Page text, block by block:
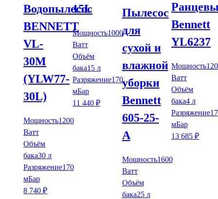
Водопылесос
BENNETT
VL-
30M
(YLW77-
30L)
Мощность1200
Ватт
Объём
бака30 л
Разряжение170
мБар
8 740 ₽
15L
Мощность1000
Ватт
Объём
бака15 л
Разряжение170
мБар
11 440₽
Пылесос
для
сухой и
влажной
уборки
Bennett
605-25-
A
Мощность1600
Ватт
Объём
бака25 л
Bennett
YL6237
Мощность
Ватт
Объём
бака4 л
Разряжение
мБар
13 685 ₽